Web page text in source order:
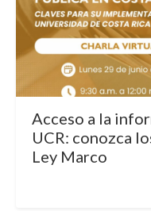
Acceso a la
UCR: conozca
Ley Marco